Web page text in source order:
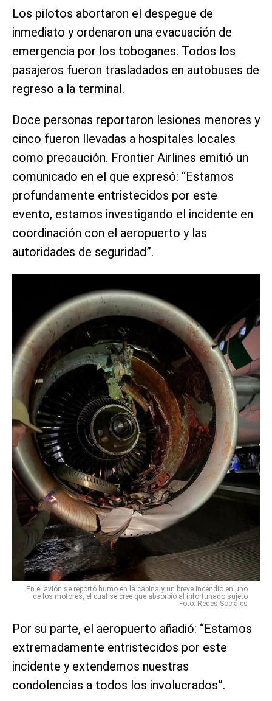
Los pilotos abortaron el despegue de
inmediato y ordenaron una evacuación de
emergencia por los toboganes. Todos los
pasajeros fueron trasladados en autobuses de
regreso a la terminal.
Doce personas reportaron lesiones menores y
cinco fueron llevadas a hospitales locales
como precaución. Frontier Airlines emitió un
comunicado en el que expresó: “Estamos
profundamente entristecidos por este
evento, estamos investigando el incidente en
coordinación con el aeropuerto y las
autoridades de seguridad”.
En el avión se reportó humo en la cabina y un breve incendio en uno
de los motores, el cual se cree que absorbió al infortunado sujeto
Foto: Redes Sociales
Por su parte, el aeropuerto añadió: “Estamos
extremadamente entristecidos por este
incidente y extendemos nuestras
condolencias a todos los involucrados”.